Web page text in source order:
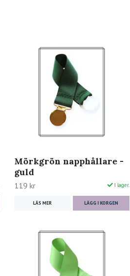
Mörkgrön napphållare -
guld
119 kr I lager.
LÄS MER LÄGG I KORGEN